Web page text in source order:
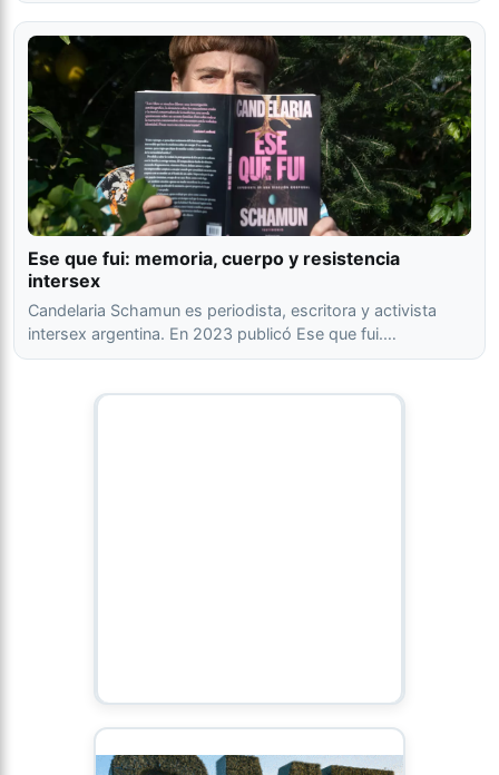
Ese que fui: memoria, cuerpo y resistencia
intersex
Candelaria Schamun es periodista, escritora y activista
intersex argentina. En 2023 publicó Ese que fui.…